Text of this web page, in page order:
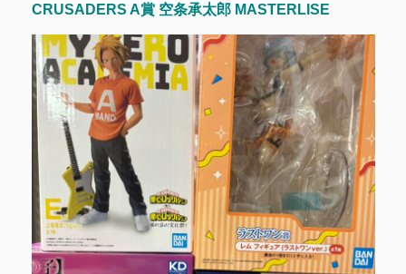
CRUSADERS A賞 空条承太郎 MASTERLISE